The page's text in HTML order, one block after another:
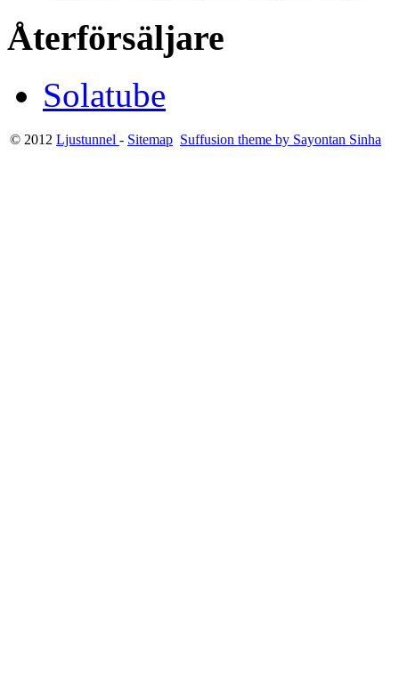
Återförsäljare
Solatube
© 2012 Ljustunnel - Sitemap Suffusion theme by Sayontan Sinha